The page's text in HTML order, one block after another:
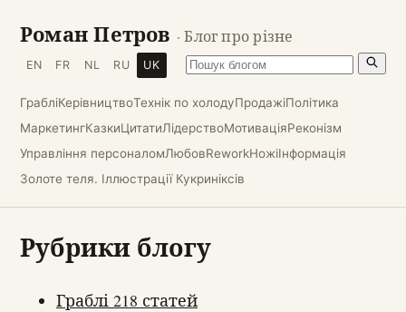
Роман Петров · Блог про різне
EN FR NL RU UK
ГрабліКерівництвоТехнік по холодуПродажіПолітика
МаркетингКазкиЦитатиЛідерствоМотиваціяРеконізм
Управління персоналомЛюбовReworkНожіІнформація
Золоте теля. Іллюстрації Кукриніксів
Рубрики блогу
Граблі 218 статей